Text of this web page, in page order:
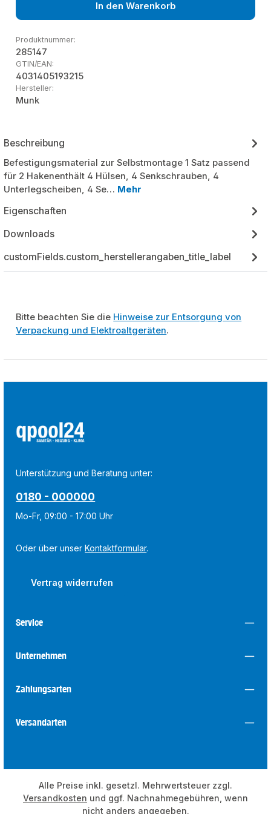
In den Warenkorb
Produktnummer:
285147
GTIN/EAN:
4031405193215
Hersteller:
Munk
Beschreibung
Befestigungsmaterial zur Selbstmontage 1 Satz passend
für 2 Hakenenthält 4 Hülsen, 4 Senkschrauben, 4
Unterlegscheiben, 4 Se… Mehr
Eigenschaften
Downloads
customFields.custom_herstellerangaben_title_label
Bitte beachten Sie die Hinweise zur Entsorgung von
Verpackung und Elektroaltgeräten.
Unterstützung und Beratung unter:
0180 - 000000
Mo-Fr, 09:00 - 17:00 Uhr
Oder über unserKontaktformular.
Vertrag widerrufen
Service
Unternehmen
Zahlungsarten
Versandarten
Alle Preise inkl. gesetzl. Mehrwertsteuer zzgl.
Versandkosten und ggf. Nachnahmegebühren, wenn
nicht anders angegeben.